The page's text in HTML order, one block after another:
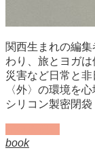
関西生まれの編
わり、旅とヨガは
災害など日常と
〈外〉の環境を
シリコン製密閉袋
book